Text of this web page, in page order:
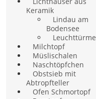
Keramik
Lindau am
Bodensee
Leuchttürme
Milchtopf
Müslischalen
Naschtöpfchen
Obstsieb mit
Abtropfteller
Ofen Schmortopf